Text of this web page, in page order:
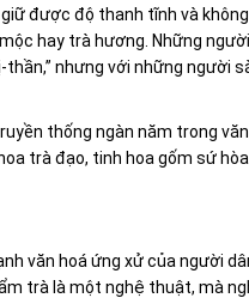
được độ thanh tĩnh và
hay trà hương. Những
nhưng với những người
thống ngàn năm trong
trà đạo, tinh hoa gốm sứ
văn hoá ứng xử của người
trà là một nghệ thuật, mà